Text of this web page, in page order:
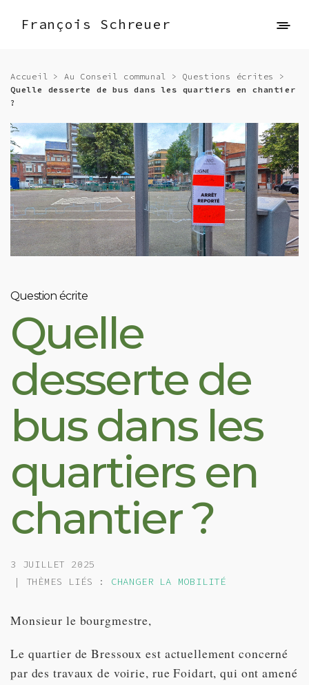
François Schreuer
Accueil >Au Conseil communal > Questions écrites
>
Quelle desserte de bus dans les quartiers en chantier
?
Question écrite
Quelle
desserte de
bus dans les
quartiers en
chantier ?
3 JUILLET 2025
| THÈMES LIÉS : CHANGER LA MOBILITÉ
Monsieur le bourgmestre,
Le quartier de Bressoux est actuellement concerné
par des travaux de voirie, rue Foidart, qui ont amené